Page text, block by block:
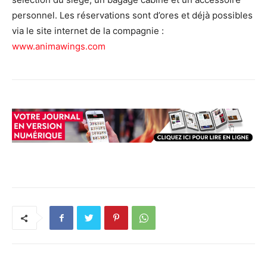
personnel. Les réservations sont d’ores et déjà possibles
via le site internet de la compagnie :
www.animawings.com